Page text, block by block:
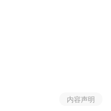
内容声明